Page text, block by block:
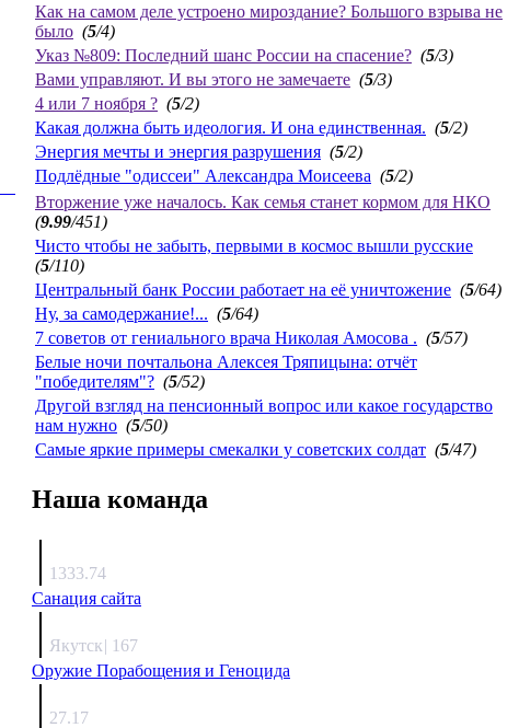
Как на самом деле устроено мироздание? Большого взрыва не
было (5/4)
Указ №809: Последний шанс России на спасение? (5/3)
Вами управляют. И вы этого не замечаете (5/3)
4 или 7 ноября ? (5/2)
Какая должна быть идеология. И она единственная. (5/2)
Энергия мечты и энергия разрушения (5/2)
Подлёдные "одиссеи" Александра Моисеева (5/2)
Вторжение уже началось. Как семья станет кормом для НКО
(9.99/451)
Чисто чтобы не забыть, первыми в космос вышли русские
(5/110)
Центральный банк России работает на её уничтожение (5/64)
Ну, за самодержание!... (5/64)
7 советов от гениального врача Николая Амосова . (5/57)
Белые ночи почтальона Алексея Тряпицына: отчёт
"победителям"? (5/52)
Другой взгляд на пенсионный вопрос или какое государство
нам нужно (5/50)
Самые яркие примеры смекалки у советских солдат (5/47)
Наша команда
1333.74
Санация сайта
Якутск| 167
Оружие Порабощения и Геноцида
27.17